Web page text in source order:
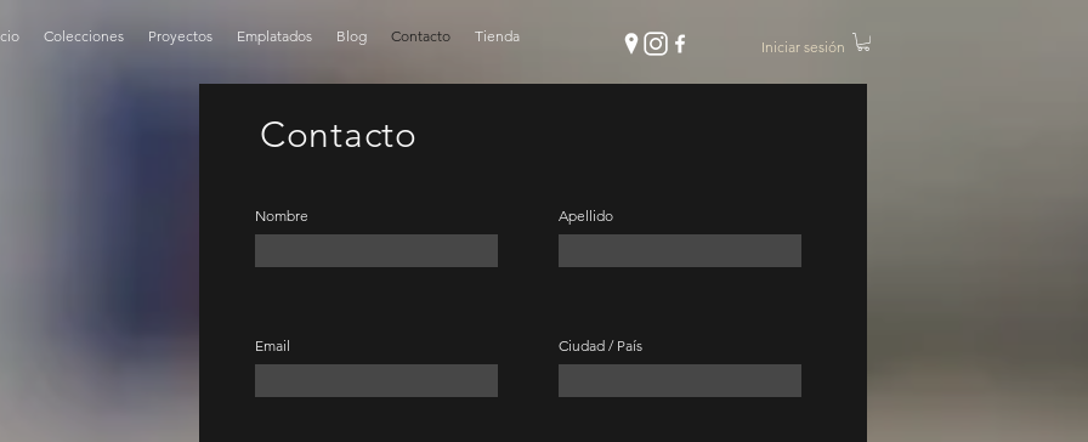
Colecciones Proyectos Emplatados Blog Contacto Tienda
Iniciar sesión
Contacto
Nombre Apellido
Email Ciudad / País